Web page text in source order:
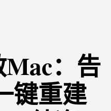
：告
键重建